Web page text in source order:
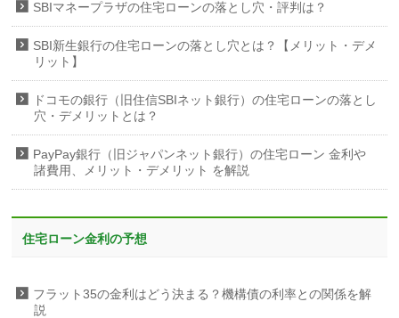
SBIマネープラザの住宅ローンの落とし穴・評判は？
SBI新生銀行の住宅ローンの落とし穴とは？【メリット・デメ
リット】
ドコモの銀行（旧住信SBIネット銀行）の住宅ローンの落とし
穴・デメリットとは？
PayPay銀行（旧ジャパンネット銀行）の住宅ローン 金利や
諸費用、メリット・デメリット を解説
住宅ローン金利の予想
フラット35の金利はどう決まる？機構債の利率との関係を解
説